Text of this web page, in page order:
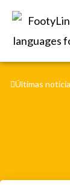
Skip
content
Últimas